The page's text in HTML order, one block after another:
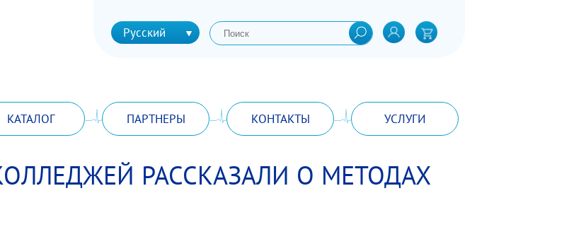
Русский
КАТАЛОГ ПАРТНЕРЫ КОНТАКТЫ УСЛУГИ
РАССКАЗАЛИ О МЕТОДАХ